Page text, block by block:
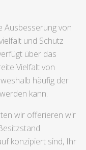
Ausbesserung von
und Schutz
über das
Vielfalt von
häufig der
kann.
wir offerieren wir
konzipiert sind, Ihr